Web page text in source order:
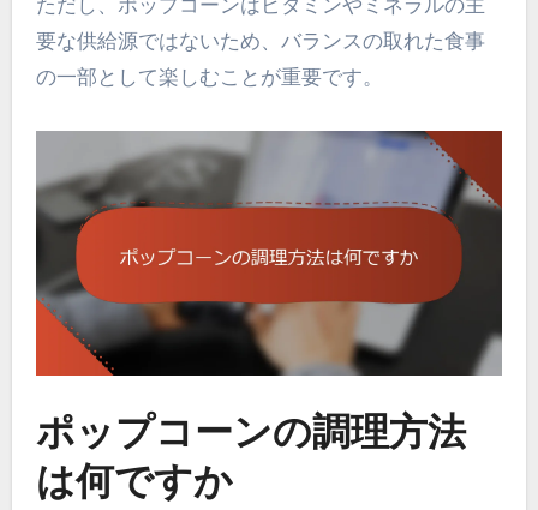
ただし、ポップコーンはビタミンやミネラルの主
要な供給源ではないため、バランスの取れた食事
の一部として楽しむことが重要です。
ポップコーンの調理方法
は何ですか